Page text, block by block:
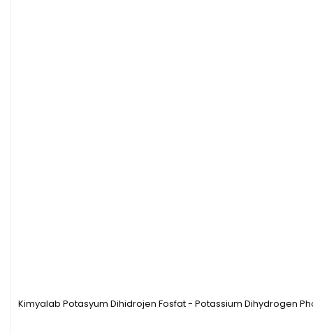
Kimyalab Potasyum Dihidrojen Fosfat - Potassium Dihydrogen